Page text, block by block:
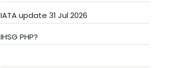
IATA update 31 Jul 2026
IHSG PHP?